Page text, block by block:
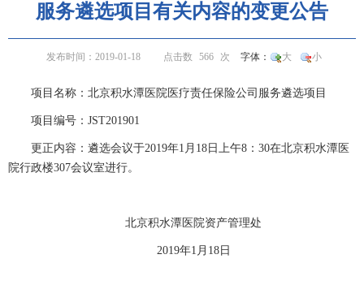
服务遴选项目有关内容的变更公告
发布时间：2019-01-18 点击数 566 次 字体： 大 小
项目名称：北京积水潭医院医疗责任保险公司服务遴选项目
项目编号：JST201901
更正内容：遴选会议于2019年1月18日上午8：30在北京积水潭医
院行政楼307会议室进行。
北京积水潭医院资产管理处
2019年1月18日